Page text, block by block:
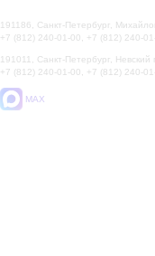
191186, Санкт-Петербург,
+7 (812) 240-01-00, +7 (812) 240-
191011, Санкт-Петербург, Невский
+7 (812) 240-01-00, +7 (812) 240-
MAX